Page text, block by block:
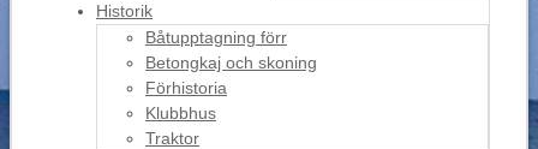
Historik
Båtupptagning förr
Betongkaj och skoning
Förhistoria
Klubbhus
Traktor